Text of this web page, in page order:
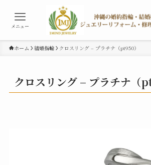
メニュー
ホーム 結婚指輪 クロスリング – プラチナ（pt950）
クロスリング – プラチナ（